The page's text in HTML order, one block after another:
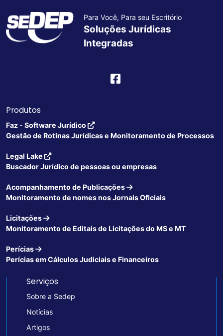
Para Você, Para seu Escritório
Soluções Jurídicas
Integradas
Produtos
Faz - Software Jurídico
Gestão de Rotinas Jurídicas e Monitoramento de Processos
Legal Lake
Buscador Jurídico de pessoas ou empresas
Acompanhamento de Publicações
Monitoramento de nomes nos Jornais Oficiais
Licitações
Monitoramento de Editais de Licitações do MS e MT
Perícias
Perícias em Cálculos Judiciais e Financeiros
Serviços
Sobre a Sedep
Notícias
Artigos